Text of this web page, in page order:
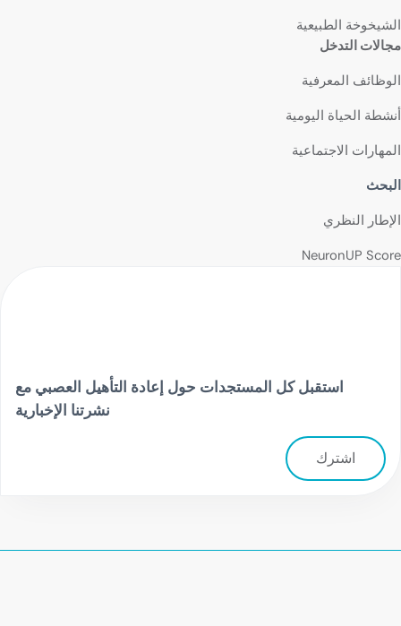
الشيخوخة الطبيعية
مجالات التدخل
الوظائف المعرفية
أنشطة الحياة اليومية
المهارات الاجتماعية
البحث
الإطار النظري
NeuronUP Score
استقبل كل المستجدات حول إعادة التأهيل العصبي مع
نشرتنا الإخبارية
اشترك